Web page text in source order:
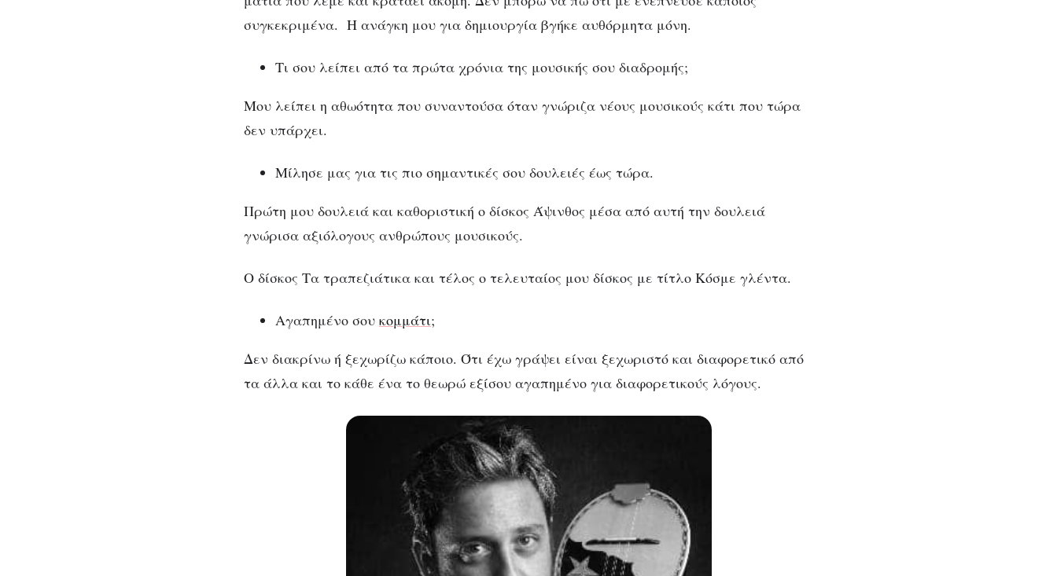
συγκεκριμένα. Η ανάγκη μου για δημιουργία βγήκε αυθόρμητα μόνη.
Τι σου λείπει από τα πρώτα χρόνια της μουσικής σου διαδρομής;
Μου λείπει η αθωότητα που συναντούσα όταν γνώριζα νέους μουσικούς κάτι που τώρα
δεν υπάρχει.
Μίλησε μας για τις πιο σημαντικές σου δουλειές έως τώρα.
Πρώτη μου δουλειά και καθοριστική ο δίσκος Άψινθος μέσα από αυτή την δουλειά
γνώρισα αξιόλογους ανθρώπους μουσικούς.
Ο δίσκος Τα τραπεζιάτικα και τέλος ο τελευταίος μου δίσκος με τίτλο Κόσμε γλέντα.
Αγαπημένο σου κομμάτι;
Δεν διακρίνω ή ξεχωρίζω κάποιο. Ότι έχω γράψει είναι ξεχωριστό και διαφορετικό από
τα άλλα και το κάθε ένα το θεωρώ εξίσου αγαπημένο για διαφορετικούς λόγους.